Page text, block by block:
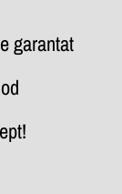
garantat